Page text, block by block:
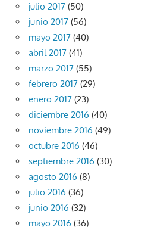
julio 2017 (50)
junio 2017 (56)
mayo 2017 (40)
abril 2017 (41)
marzo 2017 (55)
febrero 2017 (29)
enero 2017 (23)
diciembre 2016 (40)
noviembre 2016 (49)
octubre 2016 (46)
septiembre 2016 (30)
agosto 2016 (8)
julio 2016 (36)
junio 2016 (32)
mayo 2016 (36)